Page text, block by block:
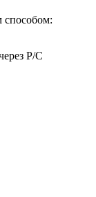
способом:
Р/С